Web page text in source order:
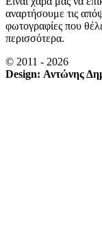
αναρτήσουμε τις
φωτογραφίες που
περισσότερα.
© 2011 - 2026
Design: Αντώνης